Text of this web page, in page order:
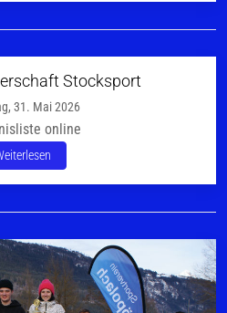
Stocksport
31. Mai 2026
online